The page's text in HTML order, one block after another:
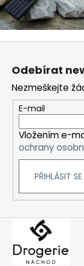
Odebírat
Nezmeškejte
E-mail
Vložením e-
ochrany
PŘIHLÁSIT SE